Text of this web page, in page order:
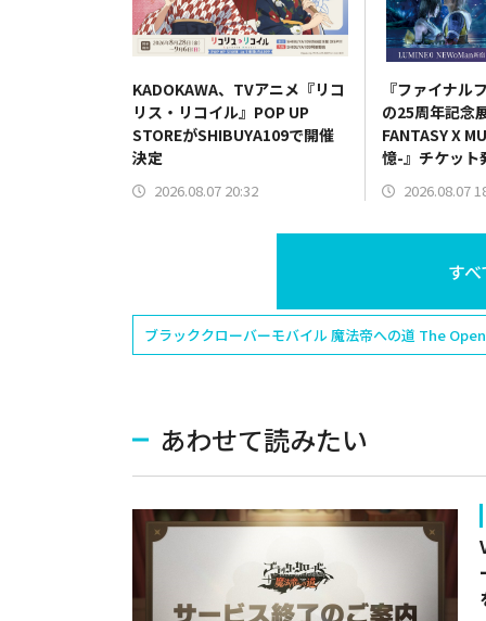
KADOKAWA、TVアニメ『リコ
リス・リコイル』POP UP
STOREがSHIBUYA109で開催
決定
2026.08.07 20:32
『ファイナル
の25周年記念
FANTASY X
憶-』チケット
グッズ情報も
2026.08.07
す
ブラッククローバーモバイル 魔法帝への道 The
あわせて読みたい